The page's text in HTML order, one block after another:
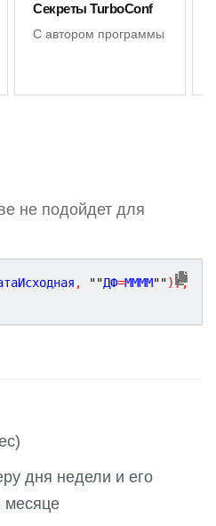
Секреты TurboConf
С автором программы
не подойдет для
, ""ДФ=MMMM""));
дня недели и его
месяце